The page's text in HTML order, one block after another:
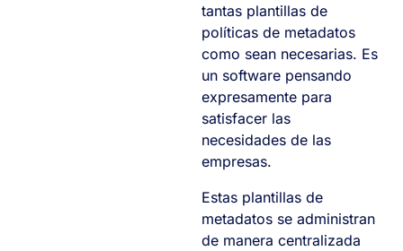
tantas plantillas de
políticas de metadatos
como sean necesarias. Es
un software pensando
expresamente para
satisfacer las
necesidades de las
empresas.
Estas plantillas de
metadatos se administran
de manera centralizada